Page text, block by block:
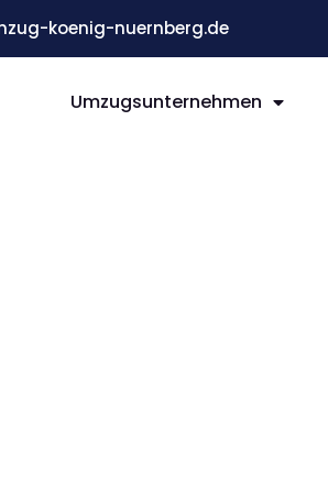
koenig-nuernberg.de
Umzugsunternehmen